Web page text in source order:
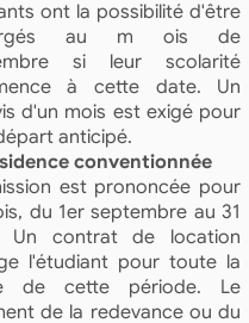
ont la possibilité d'être
au m ois de
si leur scolarité
à cette date. Un
d'un mois est exigé pour
anticipé.
conventionnée
est prononcée pour
du 1er septembre au 31
Un contrat de location
l'étudiant pour toute la
de cette période. Le
de la redevance ou du